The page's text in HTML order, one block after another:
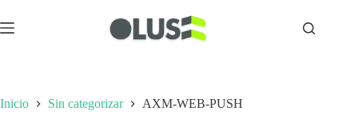
Inicio Sin categorizar AXM-WEB-PUSH